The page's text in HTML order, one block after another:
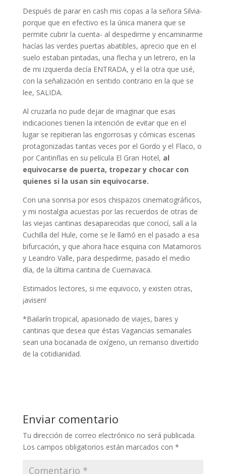
Después de parar en cash mis copas a la señora Silvia-
porque que en efectivo es la única manera que se
permite cubrir la cuenta- al despedirme y encaminarme
hacías las verdes puertas abatibles, aprecio que en el
suelo estaban pintadas, una flecha y un letrero, en la
de mi izquierda decía ENTRADA, y el la otra que usé,
con la señalización en sentido contrario en la que se
lee, SALIDA.
Al cruzarla no pude dejar de imaginar que esas
indicaciones tienen la intención de evitar que en el
lugar se repitieran las engorrosas y cómicas escenas
protagonizadas tantas veces por el Gordo y el Flaco, o
por Cantinflas en su película El Gran Hotel, al
equivocarse de puerta, tropezar y chocar con
quienes si la usan sin equivocarse.
Con una sonrisa por esos chispazos cinematográficos,
y mi nostalgia acuestas por las recuerdos de otras de
las viejas cantinas desaparecidas que conocí, salí a la
Cuchilla del Hule, come se le llamó en el pasado a esa
bifurcación, y que ahora hace esquina con Matamoros
y Leandro Valle, para despedirme, pasado el medio
día, de la última cantina de Cuernavaca.
Estimados lectores, si me equivoco, y existen otras,
¡avisen!
*Bailarín tropical, apasionado de viajes, bares y
cantinas que desea que éstas Vagancias semanales
sean una bocanada de oxígeno, un remanso divertido
de la cotidianidad.
Enviar comentario
Tu dirección de correo electrónico no será publicada.
Los campos obligatorios están marcados con *